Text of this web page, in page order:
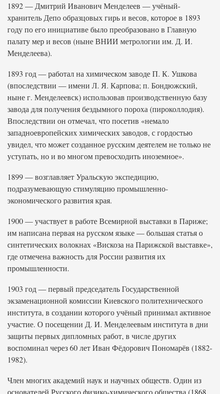
1892 — Дмитрий Иванович Менделеев — учёный-
хранитель Депо образцовых гирь и весов, которое в 1893
году по его инициативе было преобразовано в Главную
палату мер и весов (ныне ВНИИ метрологии им. Д. И.
Менделеева).
1893 год — работал на химическом заводе П. К. Ушкова
(впоследствии — имени Л. Я. Карпова; п. Бондюжский,
ныне г. Менделеевск) использовав производственную базу
завода для получения бездымного пороха (пироколлодия).
Впоследствии он отмечал, что посетив «немало
западноевропейских химических заводов, с гордостью
увидел, что может созданное русским деятелем не только не
уступать, но и во многом превосходить иноземное».
1899 — возглавляет Уральскую экспедицию,
подразумевающую стимуляцию промышленно-
экономического развития края.
1900 — участвует в работе Всемирной выставки в Париже;
им написана первая на русском языке — большая статья о
синтетических волокнах «Вискоза на Парижской выставке»,
где отмечена важность для России развития их
промышленности.
1903 год — первый председатель Государственной
экзаменационной комиссии Киевского политехнического
института, в создании которого учёный принимал активное
участие. О посещении Д. И. Менделеевым института в дни
защиты первых дипломных работ, в числе других
воспоминал через 60 лет Иван Фёдорович Пономарёв (1882-
1982).
Член многих академий наук и научных обществ. Один из
основателей Русского физико-химического общества (1868